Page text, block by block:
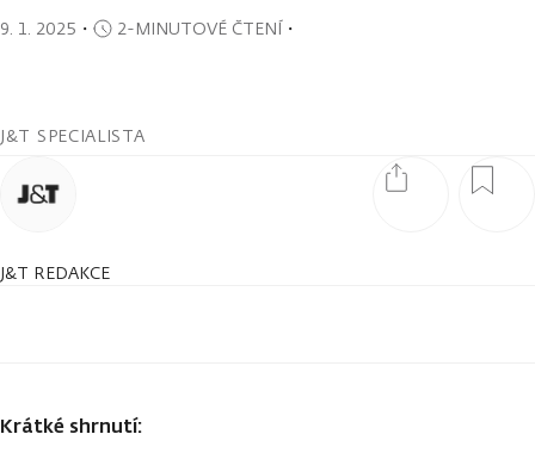
9. 1. 2025 ・ 2-MINUTOVÉ ČTENÍ・
J&T SPECIALISTA
J&T REDAKCE
Krátké shrnutí: